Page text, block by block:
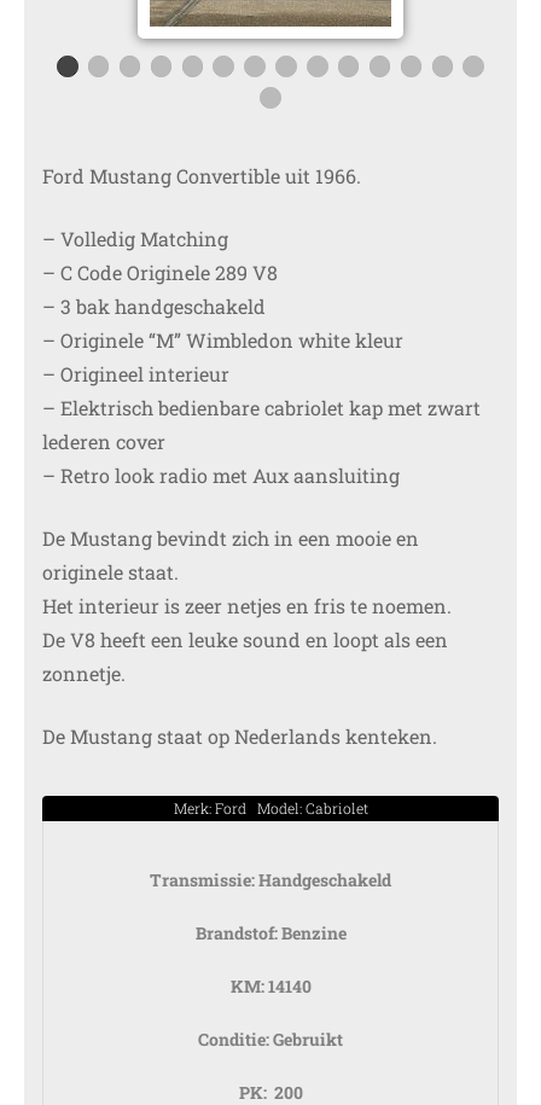
Ford Mustang Convertible uit 1966.
– Volledig Matching
– C Code Originele 289 V8
– 3 bak handgeschakeld
– Originele “M” Wimbledon white kleur
– Origineel interieur
– Elektrisch bedienbare cabriolet kap met zwart
lederen cover
– Retro look radio met Aux aansluiting
De Mustang bevindt zich in een mooie en
originele staat.
Het interieur is zeer netjes en fris te noemen.
De V8 heeft een leuke sound en loopt als een
zonnetje.
De Mustang staat op Nederlands kenteken.
Merk: Ford Model: Cabriolet
Transmissie:Handgeschakeld
Brandstof:Benzine
KM:14140
Conditie:Gebruikt
PK: 200